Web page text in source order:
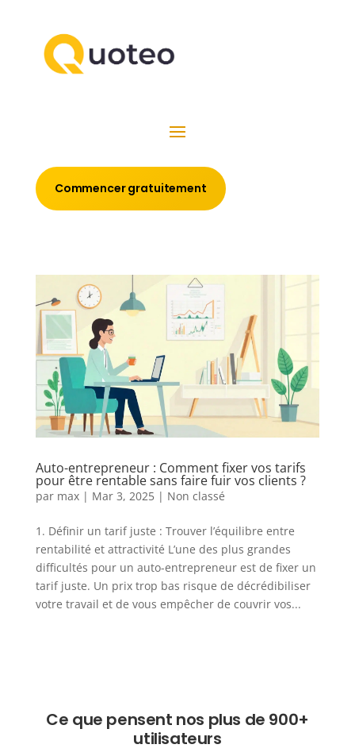
Commencer gratuitement
Auto-entrepreneur : Comment fixer vos tarifs
pour être rentable sans faire fuir vos clients ?
par max| Mar 3, 2025| Non classé
1. Définir un tarif juste : Trouver l’équilibre entre
rentabilité et attractivité L’une des plus grandes
difficultés pour un auto-entrepreneur est de fixer un
tarif juste. Un prix trop bas risque de décrédibiliser
votre travail et de vous empêcher de couvrir vos...
Ce que pensent nos plus de 900+
utilisateurs